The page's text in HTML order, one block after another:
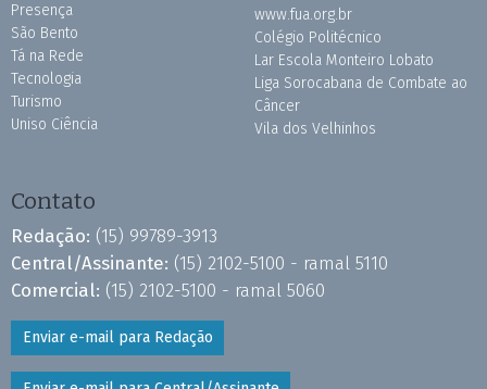
Presença
São Bento
Tá na Rede
Tecnologia
Turismo
Uniso Ciência
www.fua.org.br
Colégio Politécnico
Lar Escola Monteiro Lobato
Liga Sorocabana de Combate ao
Câncer
Vila dos Velhinhos
Contato
Redação: (15) 99789-3913
Central/Assinante: (15) 2102-5100 - ramal 5110
Comercial: (15) 2102-5100 - ramal 5060
Enviar e-mail para Redação